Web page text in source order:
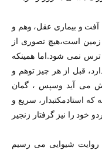
و بیماری عقل، وهم و
است،هیچ تصوری از
ترس نمی شود.اما همینکه
قبل از هر چیز توهم و
می آید وسپس ، گمان
استادمکتبدار، سریع و
خود را نیز گرفتار زنجیر
روایت شیوایی می رسیم